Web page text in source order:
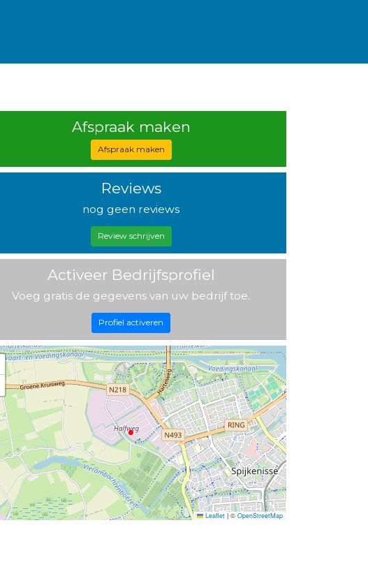
Afspraak maken
Afspraak maken
Reviews
nog geen reviews
Review schrijven
Activeer Bedrijfsprofiel
Voeg gratis de gegevens van uw bedrijf toe.
Profiel activeren
Leaflet | © OpenStreetMap